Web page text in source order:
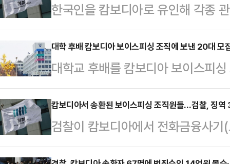
한국인을 캄보디아로 유인해 각종
페'에서 활동한 송금책에게 검찰이
면 검찰은 이날 서울남부지방법원
열린 30대 남성 A씨의 사기 등 혐
달라고 재판부에 요청했다. 선고기
스피싱 범죄단체의 송금책으로 활
체에 단순히 통장을 양도한 것이라
해 사기 범행을 반복해온…
대학 후배 캄보디아 보이스피싱 조직에 보낸 20대
대학교 후배를 캄보디아 보이스피
는 20대에게 실형이 선고됐다.25
금융사기 피해방지 및 피해금 환급
대포통장 모집책 A씨에게 징역 4
을 개설한 대학교 후배 B(20대)씨
캄보디아서 송환된 보이스피싱 조직원들…검찰, 징
검찰이 캄보디아에서 전화금융사
환된 조직원들에게 징역형을 구형